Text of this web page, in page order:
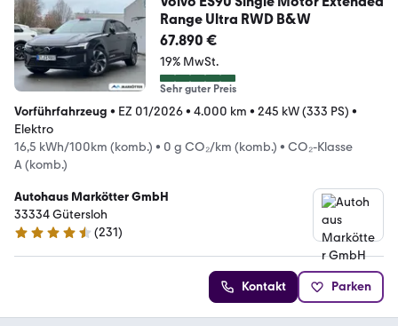
Range Ultra RWD B&W
67.890 €
19% MwSt.
Sehr guter Preis
Vorführfahrzeug • EZ 01/2026• 4.000 km • 245 kW (333 PS) •
Elektro
16,5 kWh/100km (komb.) • 0 g CO₂/km (komb.) • CO₂-Klasse
A (komb.)
Autohaus Markötter GmbH
33334 Gütersloh
4.3 Sterne
(231)
Kontakt Parken